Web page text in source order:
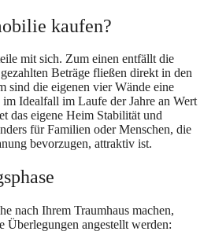
kaufen?
mit sich. Zum einen entfällt die
Beträge fließen direkt in den
sind die eigenen vier Wände eine
Idealfall im Laufe der Jahre an Wert
das eigene Heim Stabilität und
für Familien oder Menschen, die
bevorzugen, attraktiv ist.
nach Ihrem Traumhaus machen,
Überlegungen angestellt werden: